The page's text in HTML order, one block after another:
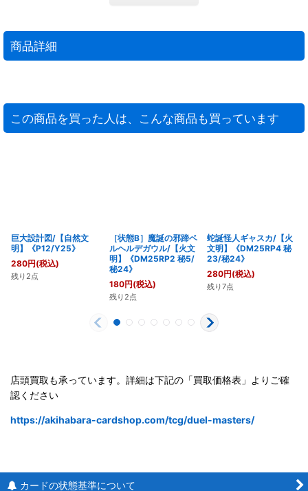
商品詳細
この商品を買った人は、こんな商品も買っています
巨大設計図/【自然文
明】《P12/Y25》
280円(税込)
残り2点
［状態B］魔誕の邪蹄ベ
ルヘルデガウル/【火文
明】《DM25RP2 秘5/
秘24》
180円(税込)
残り2点
蛇誕怪人ギャスカ/【火
文明】《DM25RP4 秘
23/秘24》
280円(税込)
残り7点
店頭買取も承っています。詳細は下記の「買取価格表」よりご確
認ください
https://akihabara-cardshop.com/tcg/duel-masters/
カードの状態基準について